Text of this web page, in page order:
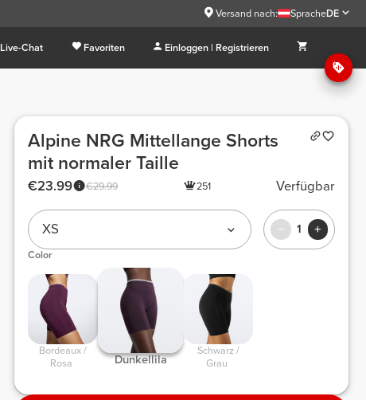
Versand nach: SpracheDE
Live-Chat Favoriten Einloggen | Registrieren
Alpine NRG Mittellange Shorts
mit normaler Taille
€29.99
€23.99 251 Verfügbar
XS 1
Color
Rosa
Dunkellila
Grau